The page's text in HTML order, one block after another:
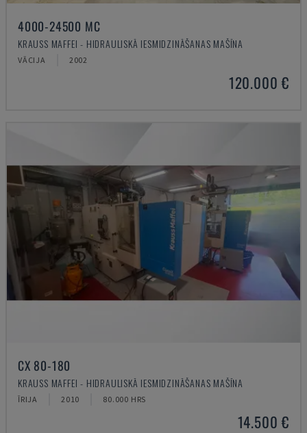
4000-24500 MC
KRAUSS MAFFEI - HIDRAULISKĀ IESMIDZINĀŠANAS MAŠĪNA
VĀCIJA 2002
120.000 €
CX 80-180
KRAUSS MAFFEI - HIDRAULISKĀ IESMIDZINĀŠANAS MAŠĪNA
ĪRIJA 2010 80.000 HRS
14.500 €